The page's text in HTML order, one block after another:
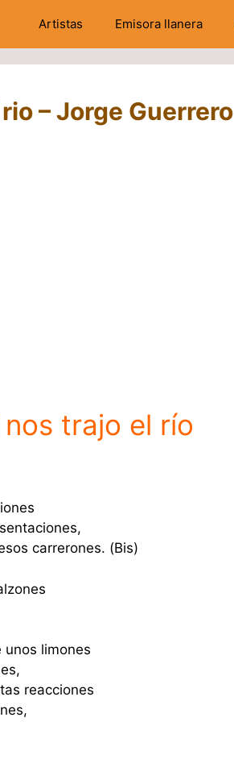
Artistas Emisora llanera
– Jorge Guerrero
trajo el río
carrerones. (Bis)
limones
reacciones